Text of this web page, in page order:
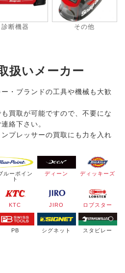
診断機器 その他
扱いメーカー
・ブランドの工具や機械も大歓
買取が可能ですので、不要にな
絡下さい。
プレッサーの買取にも力を入れ
ルーポイン
ト
ディーン ディッキーズ
KTC JIRO ロブスター
PB シグネット スタビレー